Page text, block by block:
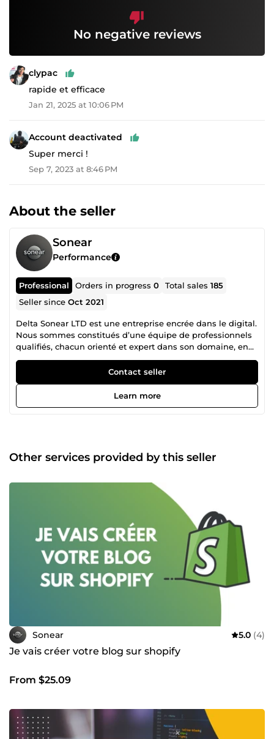
No negative reviews
clypac
rapide et efficace
Jan 21, 2025 at 10:06 PM
Account deactivated
Super merci !
Sep 7, 2023 at 8:46 PM
About the seller
Sonear
Performance
Professional Orders in progress0 Total sales185
Seller sinceOct 2021
Delta Sonear LTD est une entreprise encrée dans le digital.
Nous sommes constitués d’une équipe de professionnels
qualifiés, chacun orienté et expert dans son domaine, en
collaboration mutuelle pour un accompagnement
irréprochable dans la réalisation de vos projets. N’hésitez
donc pas à consulter la liste des différents services que
nous proposons et nous contacter pour tout autre besoin
spécifique en rapport avec nos services.
Contact seller
Learn more
Other services provided by this seller
Sonear 5.0 (4)
Je vais créer votre blog sur shopify
From $25.09